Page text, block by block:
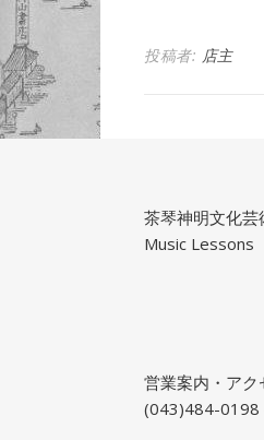
投稿者: 店主
茶琴神明文化
Music Lessons
営業案内・ア
(043)484-0198